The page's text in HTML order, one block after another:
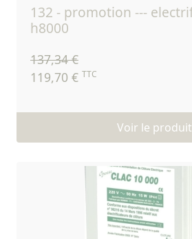
132 - promotion --- electrificateur 220 v
h8000
137,34 €
119,70 € TTC
Voir le produit